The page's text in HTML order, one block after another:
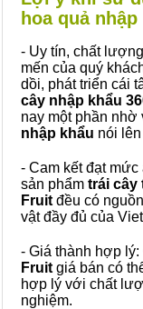
hoa quả
- Uy tín, chất
mến của quý
dồi, phát triển cái
cây nhập khẩu
nay một phần
nhập khẩu nói
- Cam kết đạt mức
sản phẩm trái cây
Fruit đều có
vật đầy đủ của
- Giá thành hợp lý:
Fruit giá bán có
hợp lý với chất
nghiệm.